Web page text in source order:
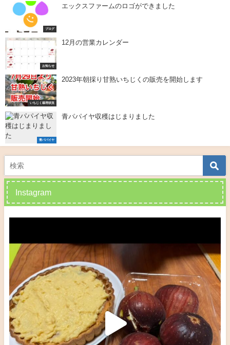
ブログ
エックスファームのロゴができました
お知らせ
12月の営業カレンダー
いちじく栽培状況
2023年朝採り甘熟いちじくの販売を開始します
青パパイヤ
青パパイヤ収穫はじまりました
Instagram